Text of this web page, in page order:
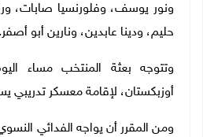
ونور يوسف، وفلورنسيا صابات،
حليم، ودينا عابدين، ونارين أبو أصفر.
وتتوجه بعثة المنتخب مساء
أوزبكستان، لإقامة معسكر تدريبي
ومن المقرر أن يواجه الفدائي